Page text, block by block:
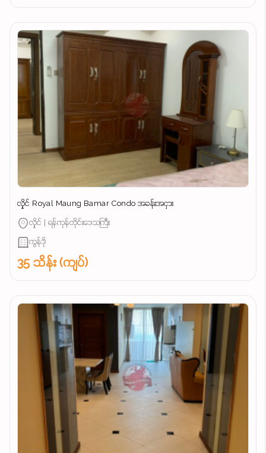
လှိုင် Royal Maung Bamar Condo အခန်းအငှား
လှိုင် | ရန်ကုန်တိုင်းဒေသကြီး
ကွန်ဒို
35 သိန်း (ကျပ်)